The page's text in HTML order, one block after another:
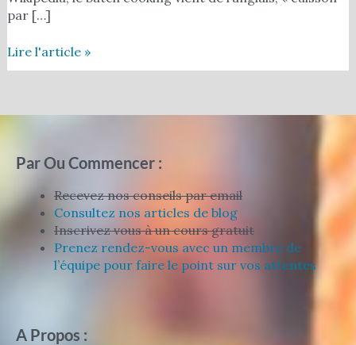
par […]
Lire l'article »
Par Ou Commencer :
Recevez nos conseils par email
Consultez nos articles de blog
Inscrivez vous à un cours gratuit
Prenez rendez-vous avec un membre de
l’équipe pour faire le point sur vos attentes
A Propos :